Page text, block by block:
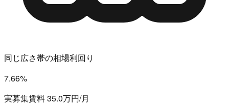
同じ広さ帯の相場利回り
7.66%
実募集賃料 35.0万円/月